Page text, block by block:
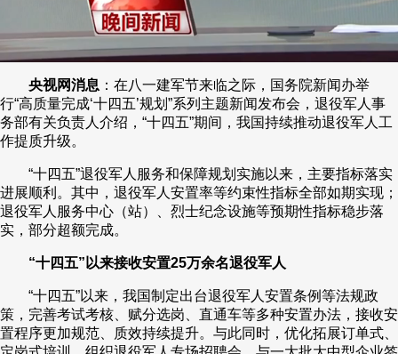
央视网消息 ：在八一建军节来临之际，国务院新闻办举
行“高质量完成‘十四五’规划”系列主题新闻发布会，退役军人事
务部有关负责人介绍，“十四五”期间，我国持续推动退役军人工
作提质升级。
“十四五”退役军人服务和保障规划实施以来，主要指标落实
进展顺利。其中，退役军人安置率等约束性指标全部如期实现；
退役军人服务中心（站）、烈士纪念设施等预期性指标稳步落
实，部分超额完成。
“十四五”以来接收安置25万余名退役军人
“十四五”以来，我国制定出台退役军人安置条例等法规政
策，完善考试考核、赋分选岗、直通车等多种安置办法，接收安
置程序更加规范、质效持续提升。与此同时，优化拓展订单式、